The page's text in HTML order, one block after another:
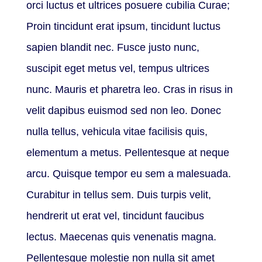
orci luctus et ultrices posuere cubilia Curae;
Proin tincidunt erat ipsum, tincidunt luctus
sapien blandit nec. Fusce justo nunc,
suscipit eget metus vel, tempus ultrices
nunc. Mauris et pharetra leo. Cras in risus in
velit dapibus euismod sed non leo. Donec
nulla tellus, vehicula vitae facilisis quis,
elementum a metus. Pellentesque at neque
arcu. Quisque tempor eu sem a malesuada.
Curabitur in tellus sem. Duis turpis velit,
hendrerit ut erat vel, tincidunt faucibus
lectus. Maecenas quis venenatis magna.
Pellentesque molestie non nulla sit amet